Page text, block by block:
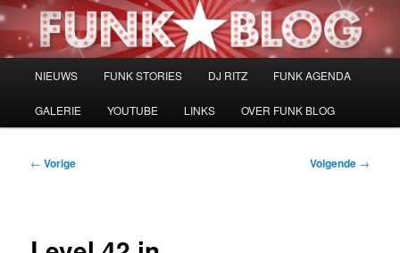
Spring
naar
NIEUWS FUNK STORIES DJ RITZ FUNK AGENDA
GALERIE YOUTUBE LINKS OVER FUNK BLOG
Bericht
← Vorige Volgende →